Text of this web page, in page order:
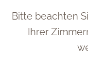
Bitte beachten
Ihrer